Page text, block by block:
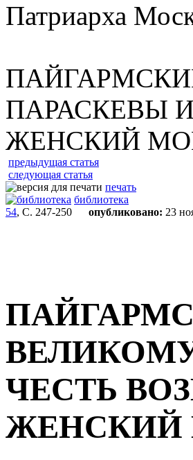
Патриарха
ПАРАСКЕВЫ
ЖЕНСКИЙ
предыдущая статья
следующая статья
печать
библиотека
54, С. 247-250 опубликовано: 23
ЧЕСТЬ
ЖЕНСКИЙ